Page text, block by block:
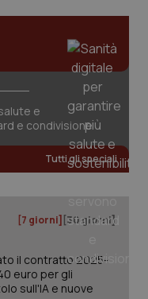
e
e condivisione
Tutti gli speciali
[7 giorni] [30 giorni]
il contratto 2025-
euro per gli
sull'IA e nuove
Google LLC
.quotidianosanita.it